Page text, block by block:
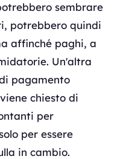
sembrare
potrebbero quindi
affinché paghi, a
Un'altra
pagamento
chiesto di
per
per essere
in cambio.